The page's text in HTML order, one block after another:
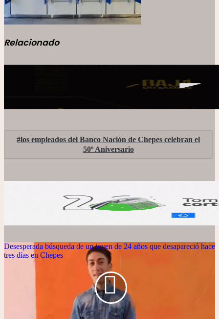
Relacionado
los empleados del Banco Nación de Chepes celebran el
50º Aniversario
Desesperada búsqueda de un joven de 24 años que desapareció hace
tres días en Chepes